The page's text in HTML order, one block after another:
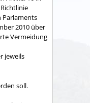
Parlaments
2010 über
Vermeidung
jeweils
soll.